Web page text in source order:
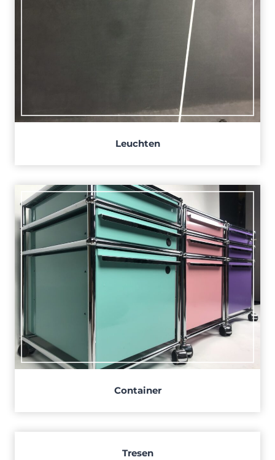
Leuchten
Container
Tresen